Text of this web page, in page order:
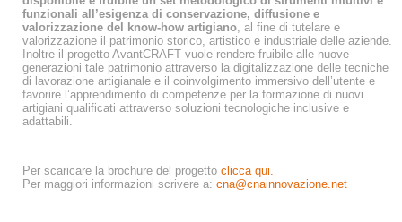
funzionali all’esigenza di conservazione, diffusione e
valorizzazione del know-how artigiano, al fine di tutelare e
valorizzazione il patrimonio storico, artistico e industriale delle aziende.
Inoltre il progetto AvantCRAFT vuole rendere fruibile alle nuove
generazioni tale patrimonio attraverso la digitalizzazione delle tecniche
di lavorazione artigianale e il coinvolgimento immersivo dell’utente e
favorire l’apprendimento di competenze per la formazione di nuovi
artigiani qualificati attraverso soluzioni tecnologiche inclusive e
adattabili.
Per scaricare la brochure del progetto clicca qui.
Per maggiori informazioni scrivere a: cna@cnainnovazione.net